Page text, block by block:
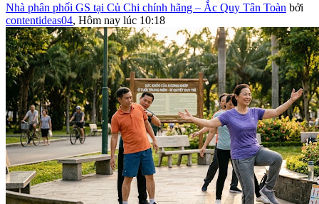
Nhà phân phối GS tại Củ Chi chính hãng – Ắc Quy Tân Toàn bởi
contentideas04, Hôm nay lúc 10:18